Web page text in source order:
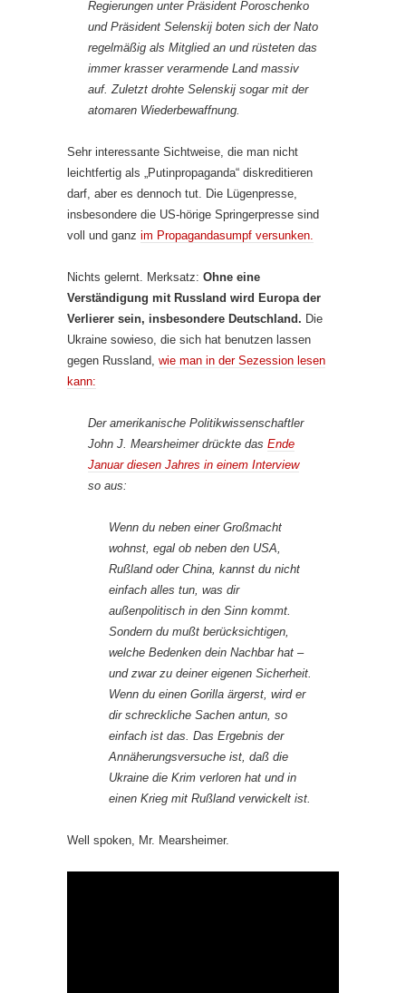
Regierungen unter Präsident Poroschenko
und Präsident Selenskij boten sich der Nato
regelmäßig als Mitglied an und rüsteten das
immer krasser verarmende Land massiv
auf. Zuletzt drohte Selenskij sogar mit der
atomaren Wiederbewaffnung.
Sehr interessante Sichtweise, die man nicht
leichtfertig als „Putinpropaganda“ diskreditieren
darf, aber es dennoch tut. Die Lügenpresse,
insbesondere die US-hörige Springerpresse sind
voll und ganz im Propagandasumpf versunken.
Nichts gelernt. Merksatz: Ohne eine
Verständigung mit Russland wird Europa der
Verlierer sein, insbesondere Deutschland. Die
Ukraine sowieso, die sich hat benutzen lassen
gegen Russland, wie man in der Sezession lesen
kann:
Der amerikanische Politikwissenschaftler
John J. Mearsheimer drückte das Ende
Januar diesen Jahres in einem Interview
so aus:
Wenn du neben einer Großmacht
wohnst, egal ob neben den USA,
Rußland oder China, kannst du nicht
einfach alles tun, was dir
außenpolitisch in den Sinn kommt.
Sondern du mußt berücksichtigen,
welche Bedenken dein Nachbar hat –
und zwar zu deiner eigenen Sicherheit.
Wenn du einen Gorilla ärgerst, wird er
dir schreckliche Sachen antun, so
einfach ist das. Das Ergebnis der
Annäherungsversuche ist, daß die
Ukraine die Krim verloren hat und in
einen Krieg mit Rußland verwickelt ist.
Well spoken, Mr. Mearsheimer.